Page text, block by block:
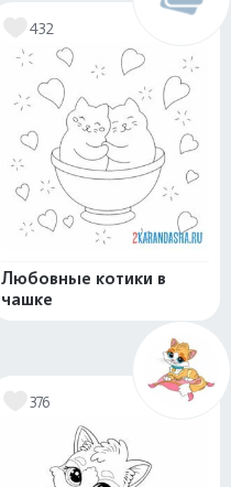
432
Любовные котики в
чашке
376